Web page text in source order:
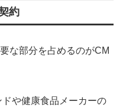
約
な部分を占めるのがCM
や健康食品メーカーの